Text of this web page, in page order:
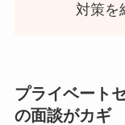
対策を
プライベート
の面談がカギ